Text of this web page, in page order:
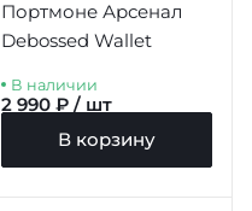
Портмоне Арсенал
Debossed Wallet
В наличии
2 990 ₽ / шт
В корзину